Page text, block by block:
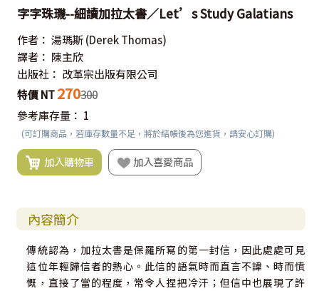
字字珠璣--細讀加拉太書／Let’s Study Galatians
作者： 湯瑪斯 (Derek Thomas)
譯者： 陳主欣
出版社： 改革宗出版有限公司
特價 NT 270300
參考庫存量： 1
(可訂購商品，若庫存數量不足，將於結帳後為您進貨，請安心訂購)
加入購物車 加入喜愛商品
內容簡介
傳統認為，加拉太書是保羅所寫的第一封信，因此處處可見
這位年輕歸信者的熱心。此信的語氣時而直言不諱、時而憤
慨，直接了當的程度，常令人捏把冷汗；但信中也展現了許